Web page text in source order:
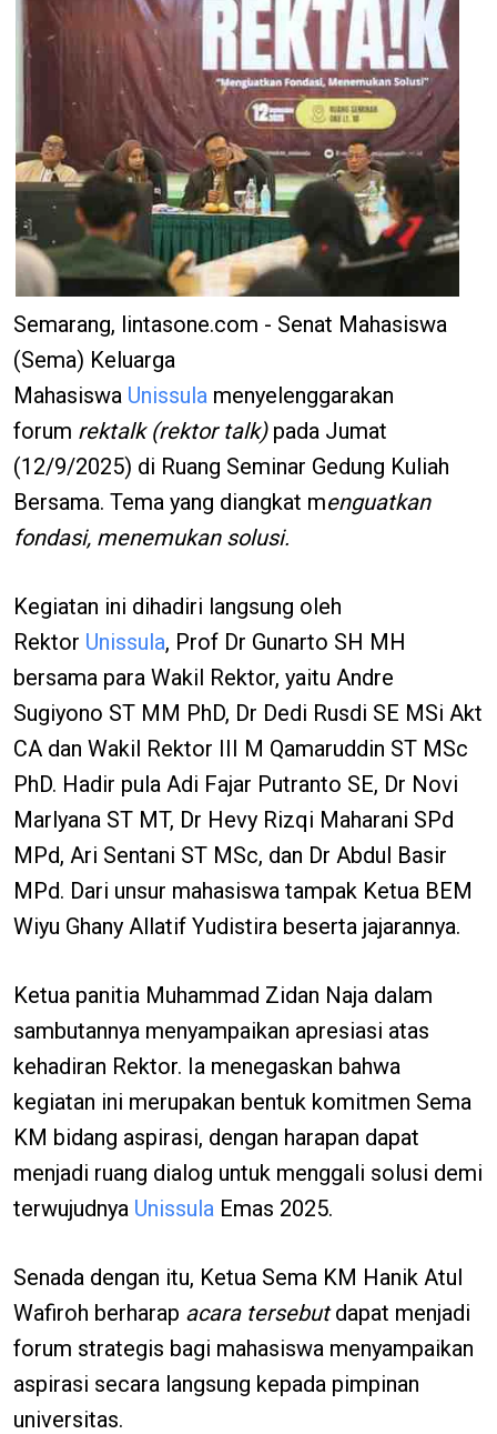
Semarang, lintasone.com - Senat Mahasiswa
(Sema) Keluarga
Mahasiswa Unissula menyelenggarakan
forum rektalk (rektor talk) pada Jumat
(12/9/2025) di Ruang Seminar Gedung Kuliah
Bersama. Tema yang diangkat menguatkan
fondasi, menemukan solusi.
Kegiatan ini dihadiri langsung oleh
Rektor Unissula, Prof Dr Gunarto SH MH
bersama para Wakil Rektor, yaitu Andre
Sugiyono ST MM PhD, Dr Dedi Rusdi SE MSi Akt
CA dan Wakil Rektor III M Qamaruddin ST MSc
PhD. Hadir pula Adi Fajar Putranto SE, Dr Novi
Marlyana ST MT, Dr Hevy Rizqi Maharani SPd
MPd, Ari Sentani ST MSc, dan Dr Abdul Basir
MPd. Dari unsur mahasiswa tampak Ketua BEM
Wiyu Ghany Allatif Yudistira beserta jajarannya.
Ketua panitia Muhammad Zidan Naja dalam
sambutannya menyampaikan apresiasi atas
kehadiran Rektor. Ia menegaskan bahwa
kegiatan ini merupakan bentuk komitmen Sema
KM bidang aspirasi, dengan harapan dapat
menjadi ruang dialog untuk menggali solusi demi
terwujudnya Unissula Emas 2025.
Senada dengan itu, Ketua Sema KM Hanik Atul
Wafiroh berharap acara tersebutdapat menjadi
forum strategis bagi mahasiswa menyampaikan
aspirasi secara langsung kepada pimpinan
universitas.